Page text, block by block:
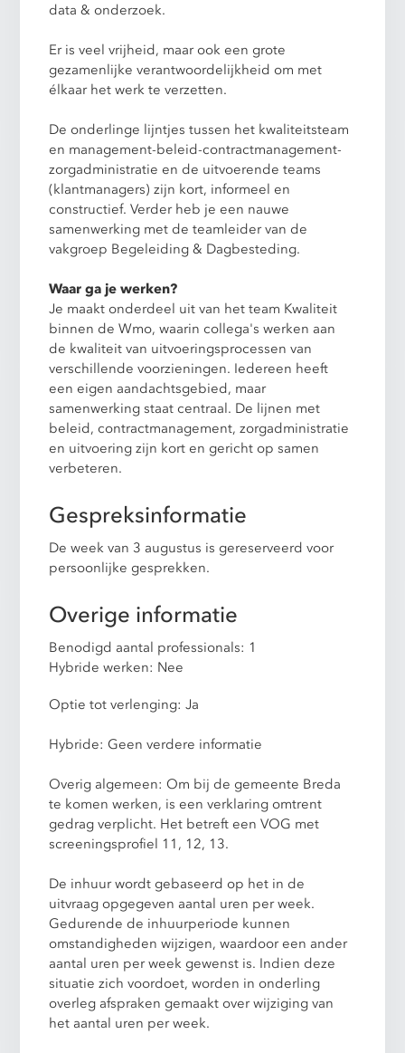
data & onderzoek.
Er is veel vrijheid, maar ook een grote
gezamenlijke verantwoordelijkheid om met
élkaar het werk te verzetten.
De onderlinge lijntjes tussen het kwaliteitsteam
en management-beleid-contractmanagement-
zorgadministratie en de uitvoerende teams
(klantmanagers) zijn kort, informeel en
constructief. Verder heb je een nauwe
samenwerking met de teamleider van de
vakgroep Begeleiding & Dagbesteding.
Waar ga je werken?
Je maakt onderdeel uit van het team Kwaliteit
binnen de Wmo, waarin collega's werken aan
de kwaliteit van uitvoeringsprocessen van
verschillende voorzieningen. Iedereen heeft
een eigen aandachtsgebied, maar
samenwerking staat centraal. De lijnen met
beleid, contractmanagement, zorgadministratie
en uitvoering zijn kort en gericht op samen
verbeteren.
Gespreksinformatie
De week van 3 augustus is gereserveerd voor
persoonlijke gesprekken.
Overige informatie
Benodigd aantal professionals: 1
Hybride werken: Nee
Optie tot verlenging: Ja
Hybride: Geen verdere informatie
Overig algemeen: Om bij de gemeente Breda
te komen werken, is een verklaring omtrent
gedrag verplicht. Het betreft een VOG met
screeningsprofiel 11, 12, 13.
De inhuur wordt gebaseerd op het in de
uitvraag opgegeven aantal uren per week.
Gedurende de inhuurperiode kunnen
omstandigheden wijzigen, waardoor een ander
aantal uren per week gewenst is. Indien deze
situatie zich voordoet, worden in onderling
overleg afspraken gemaakt over wijziging van
het aantal uren per week.